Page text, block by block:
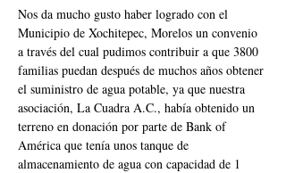
Nos da mucho gusto haber logrado con el
Municipio de Xochitepec, Morelos un convenio
a través del cual pudimos contribuir a que 3800
familias puedan después de muchos años obtener
el suministro de agua potable, ya que nuestra
asociación, La Cuadra A.C., había obtenido un
terreno en donación por parte de Bank of
América que tenía unos tanque de
almacenamiento de agua con capacidad de 1